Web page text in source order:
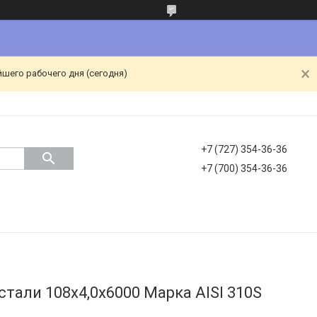
рабочего дня (сегодня)
+7 (727) 354-36-36
+7 (700) 354-36-36
108х4,0х6000 Марка AISI 310S